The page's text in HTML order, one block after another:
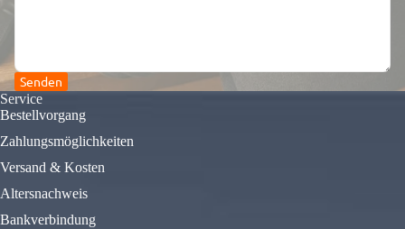
Senden
Service
Bestellvorgang
Zahlungsmöglichkeiten
Versand & Kosten
Altersnachweis
Bankverbindung